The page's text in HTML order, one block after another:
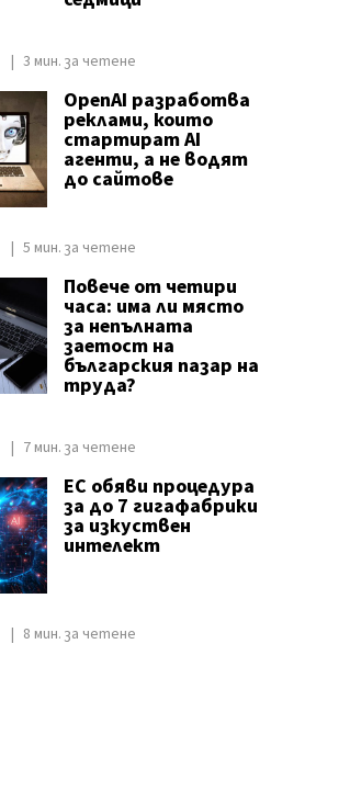
3 мин. за четене
OpenAI разработва
реклами, които
стартират AI
агенти, а не водят
до сайтове
5 мин. за четене
Повече от четири
часа: има ли място
за непълната
заетост на
българския пазар на
труда?
7 мин. за четене
ЕС обяви процедура
за до 7 гигафабрики
за изкуствен
интелект
8 мин. за четене